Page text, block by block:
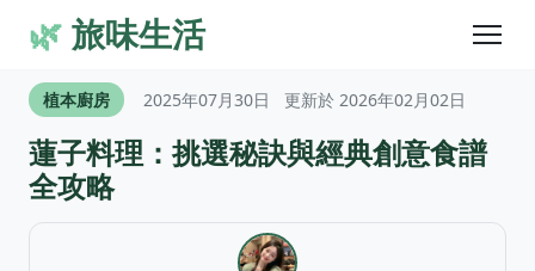
🌿旅味生活
植本廚房 2025年07月30日 更新於 2026年02月02日
蓮子料理：挑選秘訣與經典創意食譜
全攻略